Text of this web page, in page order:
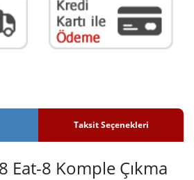
Taksit Seçenekleri
Eat-8 Komple Çıkma